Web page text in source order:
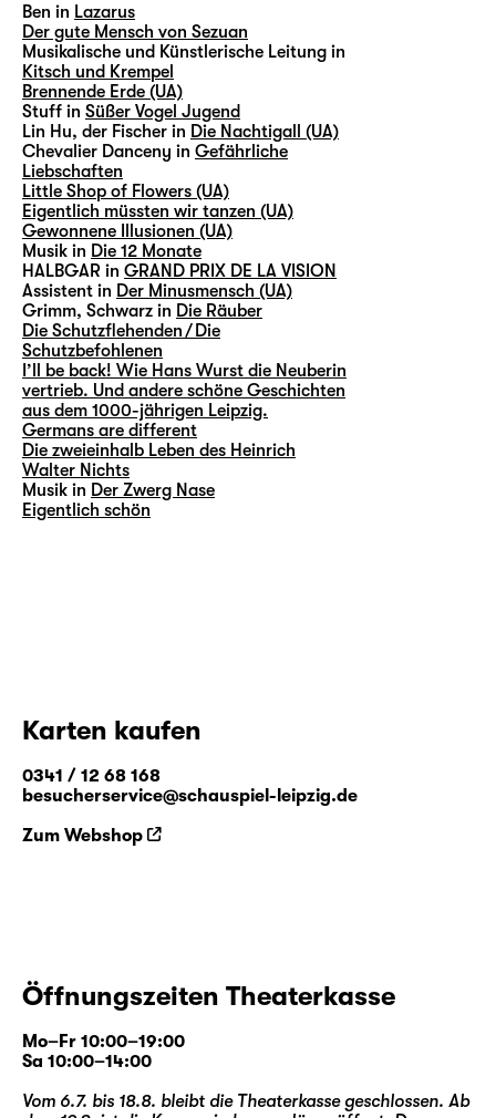
Ben in Lazarus
Der gute Mensch von Sezuan
Musikalische und Künstlerische Leitung in
Kitsch und Krempel
Brennende Erde (UA)
Stuff in Süßer Vogel Jugend
Lin Hu, der Fischer in Die Nachtigall (UA)
Chevalier Danceny in Gefährliche
Liebschaften
Little Shop of Flowers (UA)
Eigentlich müssten wir tanzen (UA)
Gewonnene Illusionen (UA)
Musik in Die 12 Monate
HALBGAR in GRAND PRIX DE LA VISION
Assistent in Der Minusmensch (UA)
Grimm, Schwarz in Die Räuber
Die Schutzflehenden / Die
Schutzbefohlenen
I’ll be back! Wie Hans Wurst die Neuberin
vertrieb. Und andere schöne Geschichten
aus dem 1000-jährigen Leipzig.
Germans are different
Die zweieinhalb Leben des Heinrich
Walter Nichts
Musik in Der Zwerg Nase
Eigentlich schön
Karten kaufen
0341 / 12 68 168
besucherservice@schauspiel-leipzig.de
Zum Webshop
Öffnungszeiten Theaterkasse
Mo–Fr 10:00–19:00
Sa 10:00–14:00
Vom 6.7. bis 18.8. bleibt die Theaterkasse geschlossen. Ab